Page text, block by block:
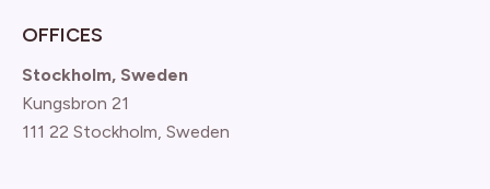
OFFICES
Stockholm, Sweden
Kungsbron 21
111 22 Stockholm, Sweden